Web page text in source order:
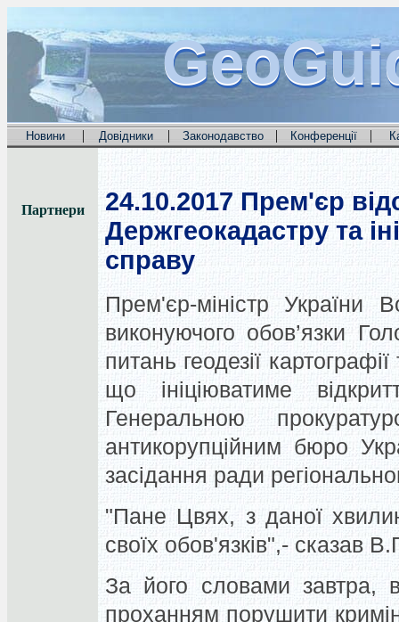
Новини | Довідники | Законодавство | Конференції |
Партнери 24.10.2017 Прем'єр
Держгеокадастру та
справу
Прем'єр-міністр України
виконуючого обов’язки
питань геодезії
що ініціюватиме
Генеральною
антикорупційним бюро
засідання ради
"Пане Цвях, з даної
своїх обов'язків",- сказав
За його словами завтра,
проханням порушити